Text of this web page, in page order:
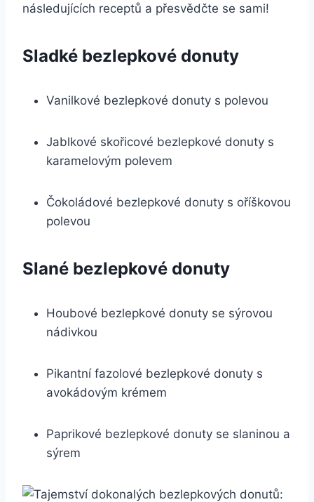
následujících receptů a přesvědčte se sami!
Sladké bezlepkové donuty
Vanilkové bezlepkové donuty s polevou
Jablkové skořicové bezlepkové donuty s
karamelovým polevem
Čokoládové bezlepkové donuty s oříškovou
polevou
Slané bezlepkové donuty
Houbové bezlepkové donuty se sýrovou
nádivkou
Pikantní fazolové bezlepkové donuty s
avokádovým krémem
Paprikové bezlepkové donuty se slaninou a
sýrem